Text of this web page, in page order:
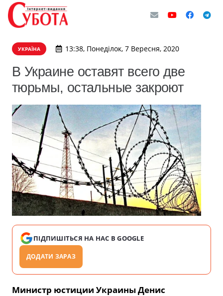
УКРАЇНА 13:38, Понеділок, 7 Вересня, 2020
В Украине оставят всего две
тюрьмы, остальные закроют
ПІДПИШІТЬСЯ НА НАС В GOOGLE
ДОДАТИ ЗАРАЗ
Министр юстиции Украины Денис